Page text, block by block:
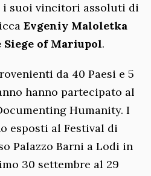
i suoi vincitori assoluti di
Evgeniy Maloletka
of Mariupol.
da 40 Paesi e 5
hanno partecipato al
Humanity. I
esposti al Festival di
Palazzo Barni a Lodi in
30 settembre al 29